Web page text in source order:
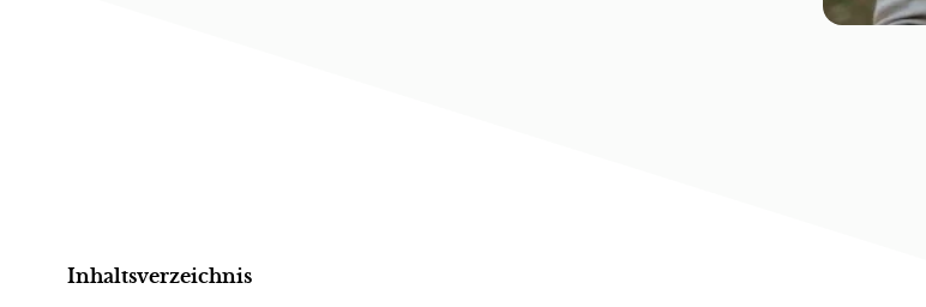
Inhaltsverzeichnis